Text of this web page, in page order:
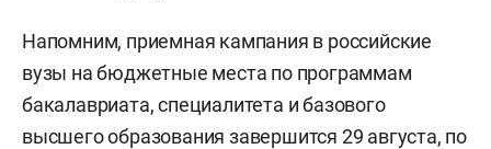
Напомним, приемная кампания в российские
вузы на бюджетные места по программам
бакалавриата, специалитета и базового
высшего образования завершится 29 августа, по